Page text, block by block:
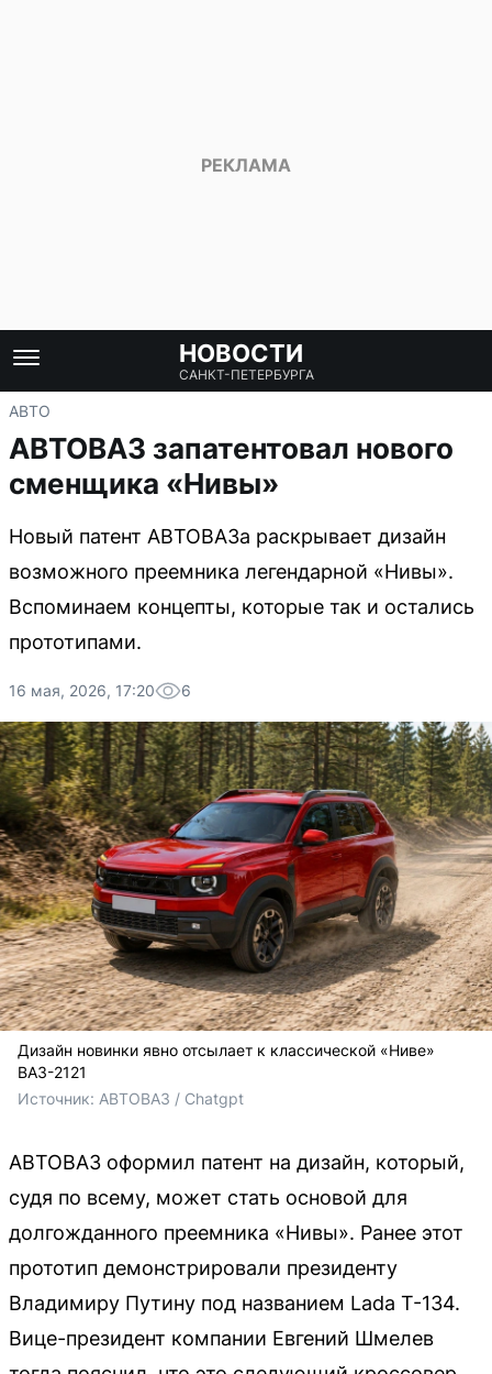
НОВОСТИ
САНКТ-ПЕТЕРБУРГА
АВТО
АВТОВАЗ запатентовал нового
сменщика «Нивы»
Новый патент АВТОВАЗа раскрывает дизайн
возможного преемника легендарной «Нивы».
Вспоминаем концепты, которые так и остались
прототипами.
16 мая, 2026, 17:20 6
Дизайн новинки явно отсылает к классической «Ниве»
ВАЗ-2121
Источник: АВТОВАЗ / Chatgpt
АВТОВАЗ оформил патент на дизайн, который,
судя по всему, может стать основой для
долгожданного преемника «Нивы». Ранее этот
прототип демонстрировали президенту
Владимиру Путину под названием Lada T-134.
Вице-президент компании Евгений Шмелев